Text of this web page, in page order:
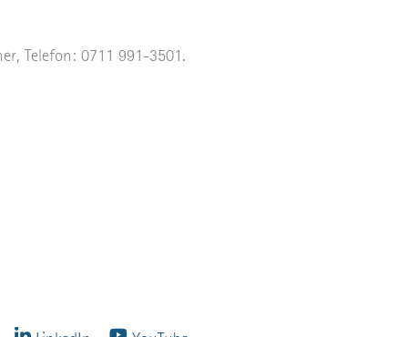
Telefon: 0711 991-3501.